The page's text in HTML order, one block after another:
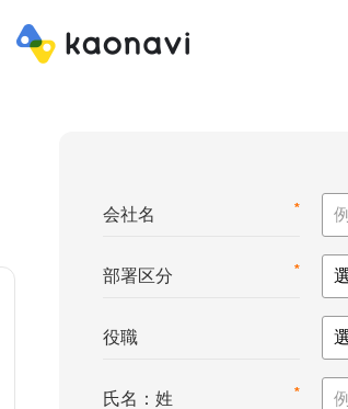
*
会社名
*
部署区分
役職
*
氏名：姓